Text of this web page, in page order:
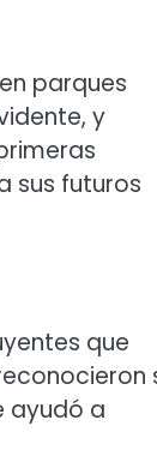
parques
y
sus futuros
que
ayudó a